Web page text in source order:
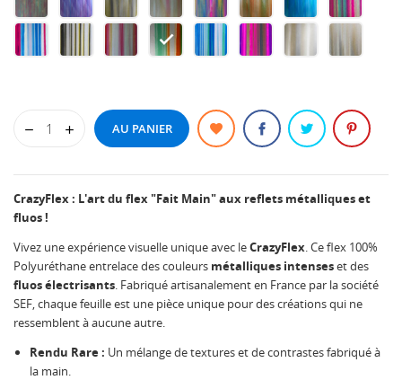
PATILLAPURPLE
HAZE
MACHAJUPITERHARLEQUIN
INDIAN
SUNRISE
BLUE
LAGOON
CANDY
STORE
SUNSETPHOTONDAYDREAMWONDERLAND
BLUEMINTTAHITIQUANTUM
AU PANIER
CrazyFlex : L'art du flex "Fait Main" aux reflets métalliques et
fluos !
Vivez une expérience visuelle unique avec leCrazyFlex. Ce flex 100%
Polyuréthane entrelace des couleurs métalliques intenseset des
fluos électrisants. Fabriqué artisanalement en France par la société
SEF, chaque feuille est une pièce unique pour des créations qui ne
ressemblent à aucune autre.
Rendu Rare : Un mélange de textures et de contrastes fabriqué à
la main.